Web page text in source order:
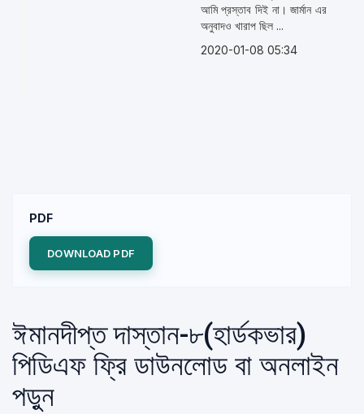
আমি প্রস্তাব দিই না। জার্মান এর
অনুবাদও খারাপ ছিল ...
2020-01-08 05:34
PDF
DOWNLOAD PDF
ঈমানদীপ্ত দাস্তান-৮(হার্ডকভার)
পিডিএফ ফ্রি ডাউনলোড বা অনলাইন
পড়ুন